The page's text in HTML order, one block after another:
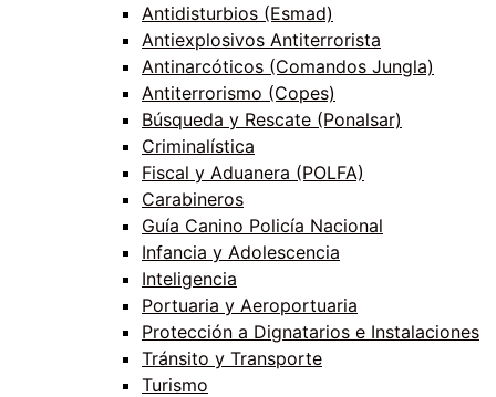
Antidisturbios (Esmad)
Antiexplosivos Antiterrorista
Antinarcóticos (Comandos Jungla)
Antiterrorismo (Copes)
Búsqueda y Rescate (Ponalsar)
Criminalística
Fiscal y Aduanera (POLFA)
Carabineros
Guía Canino Policía Nacional
Infancia y Adolescencia
Inteligencia
Portuaria y Aeroportuaria
Protección a Dignatarios e Instalaciones
Tránsito y Transporte
Turismo